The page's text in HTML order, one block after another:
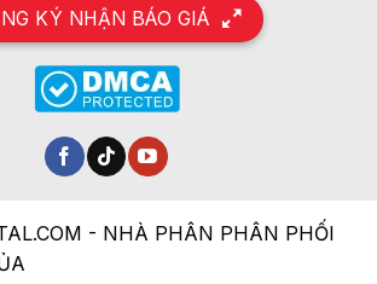
KÝ NHẬN BÁO GIÁ
- NHÀ PHÂN PHÂN PHỐI